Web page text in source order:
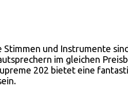
und Instrumente
im gleichen
202 bietet eine